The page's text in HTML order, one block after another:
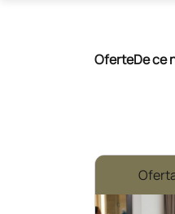
OferteDe ce